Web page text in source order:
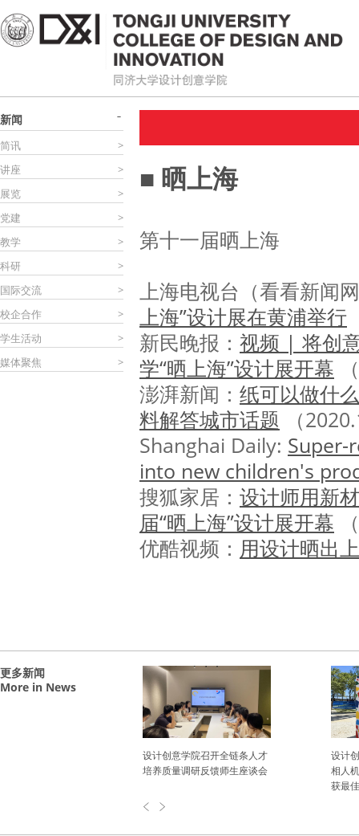
新闻
简讯
>
讲座
>
展览
>
党建
>
教学
>
科研
>
国际交流
>
校企合作
>
学生活动
>
媒体聚焦
>
■ 晒上海
第十一届晒上海
上海电视台（看看新闻
上海”设计展在黄浦举行
新民晚报： 视频 | 将创
学“晒上海”设计展开幕
澎湃新闻： 纸可以做什
料解答城市话题 （
Shanghai Daily: Super-
into new children's
搜狐家居： 设计师用新
届“晒上海”设计展开幕
优酷视频： 用设计晒出
更多新闻
More in News
设计创意学院召开全链条人才
培养质量调研反馈师生座谈会
设计
相人
获最